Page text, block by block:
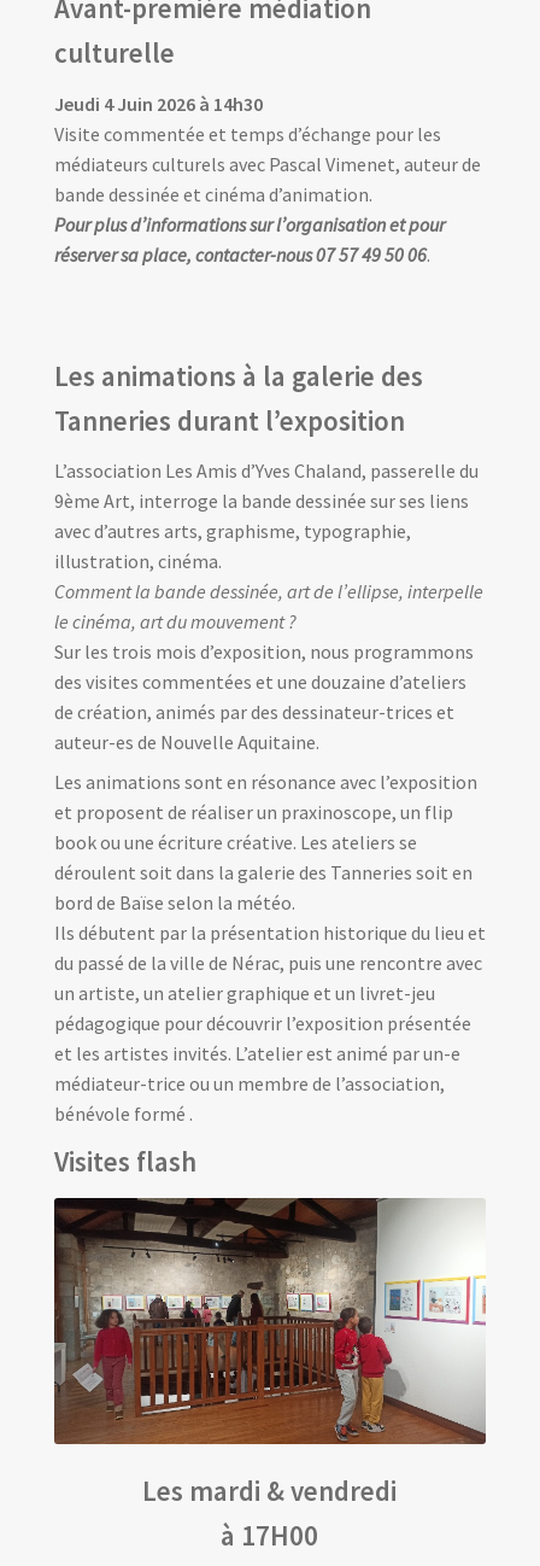
Avant-première médiation
culturelle
Jeudi 4 Juin 2026 à 14h30
Visite commentée et temps d’échange pour les
médiateurs culturels avec Pascal Vimenet, auteur de
bande dessinée et cinéma d’animation.
Pour plus d’informations sur l’organisation et pour
réserver sa place, contacter-nous 07 57 49 50 06.
Les animations à la galerie des
Tanneries durant l’exposition
L’association Les Amis d’Yves Chaland, passerelle du
9ème Art, interroge la bande dessinée sur ses liens
avec d’autres arts, graphisme, typographie,
illustration, cinéma.
Comment la bande dessinée, art de l’ellipse, interpelle
le cinéma, art du mouvement ?
Sur les trois mois d’exposition, nous programmons
des visites commentées et une douzaine d’ateliers
de création, animés par des dessinateur-trices et
auteur-es de Nouvelle Aquitaine.
Les animations sont en résonance avec l’exposition
et proposent de réaliser un praxinoscope, un flip
book ou une écriture créative. Les ateliers se
déroulent soit dans la galerie des Tanneries soit en
bord de Baïse selon la météo.
Ils débutent par la présentation historique du lieu et
du passé de la ville de Nérac, puis une rencontre avec
un artiste, un atelier graphique et un livret-jeu
pédagogique pour découvrir l’exposition présentée
et les artistes invités. L’atelier est animé par un-e
médiateur-trice ou un membre de l’association,
bénévole formé .
Visites flash
Les mardi & vendredi
à 17H00